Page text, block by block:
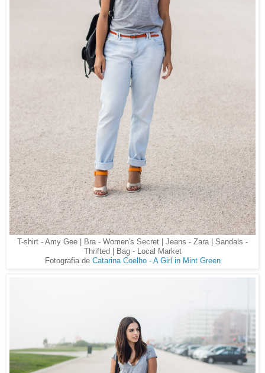
T-shirt - Amy Gee | Bra - Women's Secret | Jeans - Zara | Sandals -
Thrifted | Bag - Local Market
Fotografia de Catarina Coelho - A Girl in Mint Green